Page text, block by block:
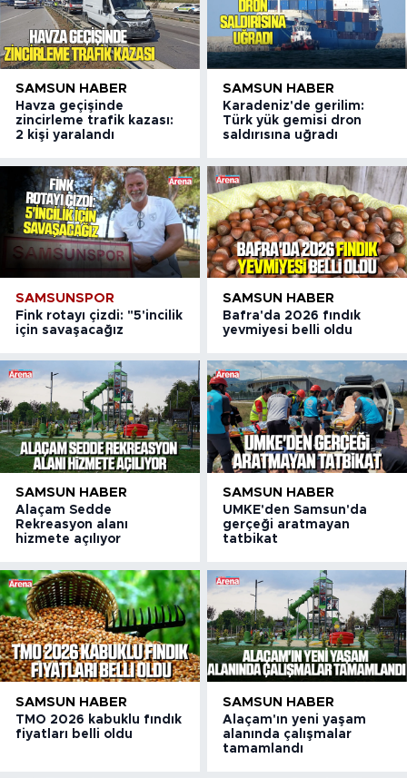
SAMSUN HABER
Havza geçişinde
zincirleme trafik kazası:
2 kişi yaralandı
SAMSUN HABER
Karadeniz'de gerilim:
Türk yük gemisi dron
saldırısına uğradı
SAMSUNSPOR
Fink rotayı çizdi: "5'incilik
için savaşacağız
SAMSUN HABER
Bafra'da 2026 fındık
yevmiyesi belli oldu
SAMSUN HABER
Alaçam Sedde
Rekreasyon alanı
hizmete açılıyor
SAMSUN HABER
UMKE'den Samsun'da
gerçeği aratmayan
tatbikat
SAMSUN HABER
TMO 2026 kabuklu fındık
fiyatları belli oldu
SAMSUN HABER
Alaçam'ın yeni yaşam
alanında çalışmalar
tamamlandı